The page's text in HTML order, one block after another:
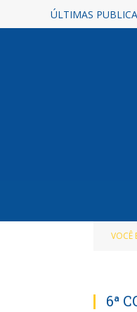
ÚLTIMAS
VOCÊ
6ª